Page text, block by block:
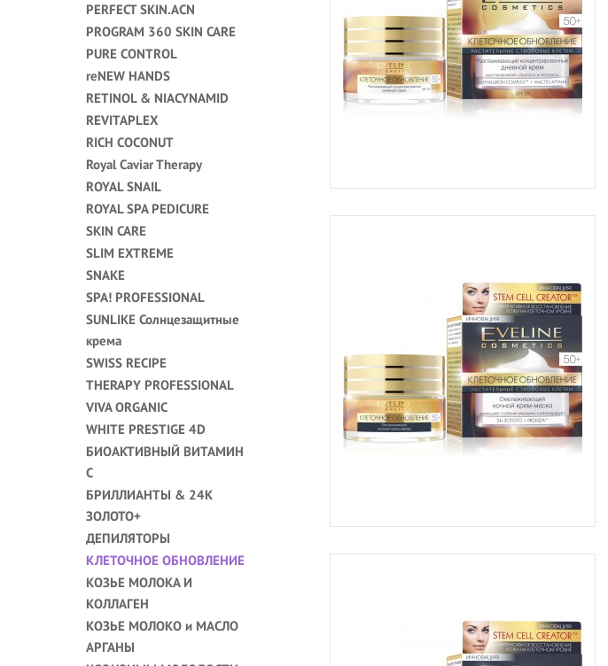
PERFECT SKIN.ACN
PROGRAM 360 SKIN CARE
PURE CONTROL
reNEW HANDS
RETINOL & NIACYNAMID
REVITAPLEX
RICH COCONUT
Royal Caviar Therapy
ROYAL SNAIL
ROYAL SPA PEDICURE
SKIN CARE
SLIM EXTREME
SNAKE
SPA! PROFESSIONAL
SUNLIKE Солнцезащитные
крема
SWISS RECIPE
THERAPY PROFESSIONAL
VIVA ORGANIC
WHITE PRESTIGE 4D
БИОАКТИВНЫЙ ВИТАМИН
С
БРИЛЛИАНТЫ & 24K
ЗОЛОТО+
ДЕПИЛЯТОРЫ
КЛЕТОЧНОЕ ОБНОВЛЕНИЕ
КОЗЬЕ МОЛОКА И
КОЛЛАГЕН
КОЗЬЕ МОЛОКО и МАСЛО
АРГАНЫ